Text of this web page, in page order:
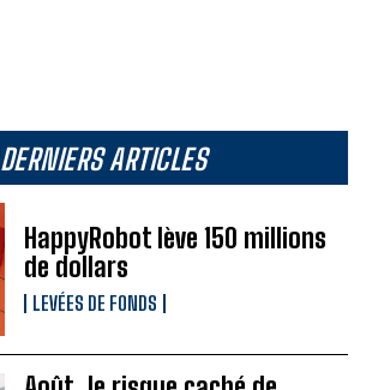
DERNIERS ARTICLES
HappyRobot lève 150 millions
de dollars
LEVÉES DE FONDS